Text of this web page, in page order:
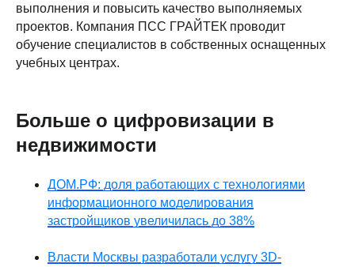
выполнения и повысить качество выполняемых
проектов. Компания ПСС ГРАЙТЕК проводит
обучение специалистов в собственных оснащенных
учебных центрах.
Больше о цифровизации в
недвижимости
ДОМ.РФ: доля работающих с технологиями
информационного моделирования
застройщиков увеличилась до 38%
Власти Москвы разработали услугу 3D-